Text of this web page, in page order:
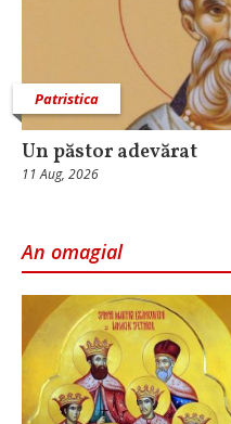
Patristica
Un păstor adevărat
11 Aug, 2026
An omagial